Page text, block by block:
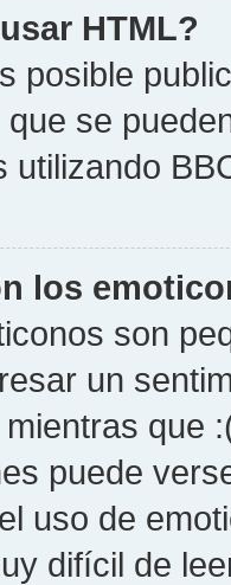
HTML?
posible
se
utilizando
los
son
un
que
puede
uso de
difícil de